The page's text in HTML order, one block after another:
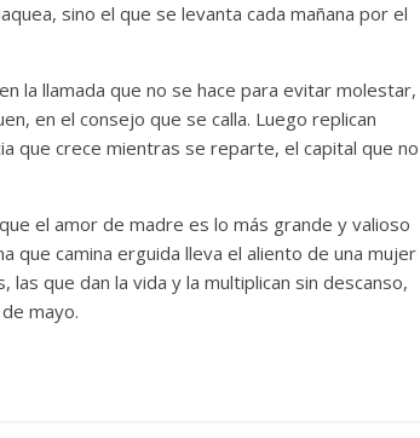
sino el que se levanta cada mañana por el
la llamada que no se hace para evitar molestar,
en el consejo que se calla. Luego replican
que crece mientras se reparte, el capital que no
el amor de madre es lo más grande y valioso
que camina erguida lleva el aliento de una mujer
las que dan la vida y la multiplican sin descanso,
mayo.